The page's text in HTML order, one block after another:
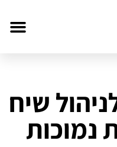
שיח
נמוכות